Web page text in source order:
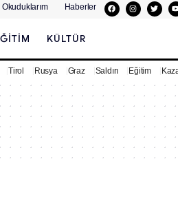
Okuduklarım Haberler
KÜLTÜR
Tirol Rusya Graz Saldırı Eğitim